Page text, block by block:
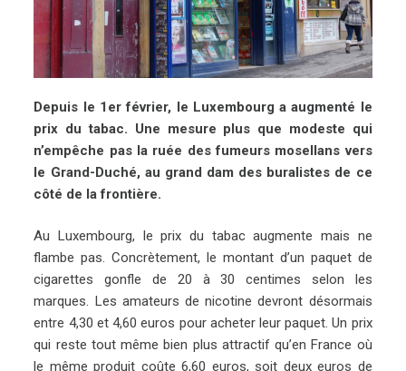
Depuis le 1er février, le Luxembourg a augmenté le
prix du tabac. Une mesure plus que modeste qui
n’empêche pas la ruée des fumeurs mosellans vers
le Grand-Duché, au grand dam des buralistes de ce
côté de la frontière.
Au Luxembourg, le prix du tabac augmente mais ne
flambe pas. Concrètement, le montant d’un paquet de
cigarettes gonfle de 20 à 30 centimes selon les
marques. Les amateurs de nicotine devront désormais
entre 4,30 et 4,60 euros pour acheter leur paquet. Un prix
qui reste tout même bien plus attractif qu’en France où
le même produit coûte 6,60 euros, soit deux euros de